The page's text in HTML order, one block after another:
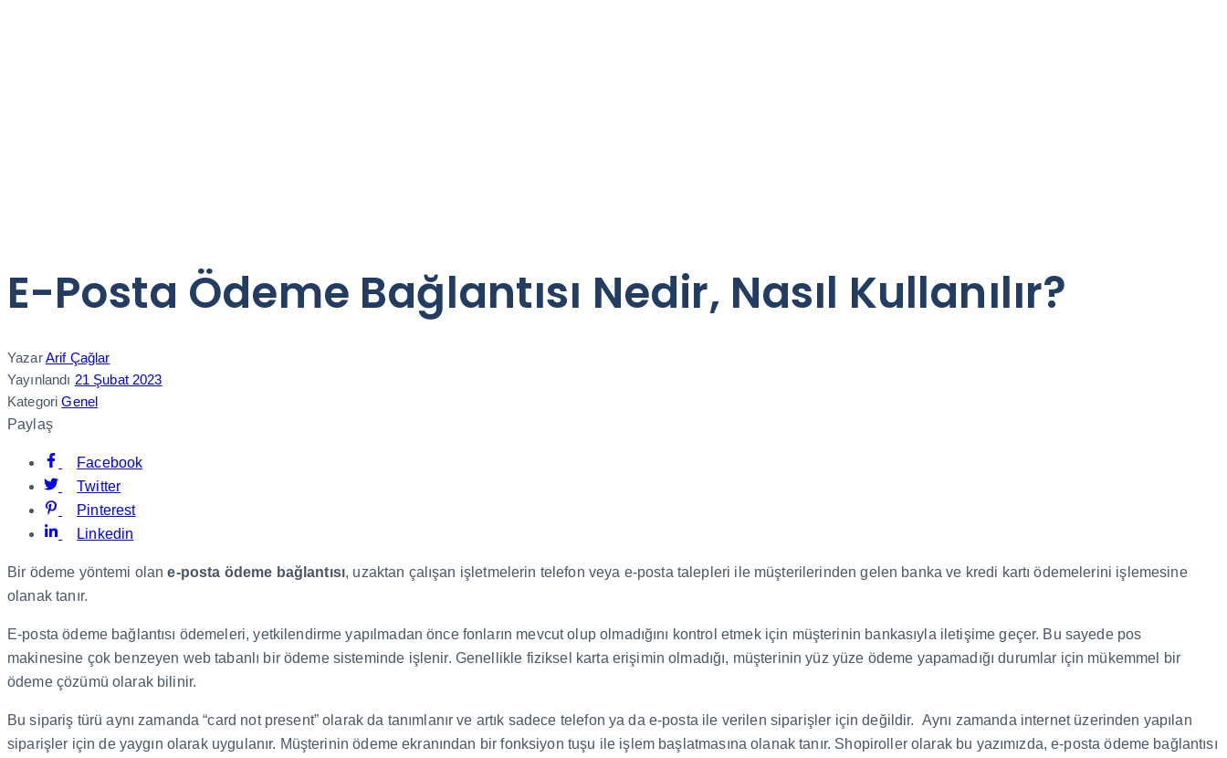
E-Posta Ödeme Bağlantısı Nedir, Nasıl Kullanılır?
YazarArif Çağlar
Yayınlandı 21 Şubat 2023
Kategori Genel
Paylaş
Facebook
Twitter
Pinterest
Linkedin
Bir ödeme yöntemi olane-posta ödeme bağlantısı, uzaktan çalışan işletmelerin telefon veya e-posta talepleri ile müşterilerinden gelen banka ve kredi kartı ödemelerini işlemesine
olanak tanır.
E-posta ödeme bağlantısı ödemeleri, yetkilendirme yapılmadan önce fonların mevcut olup olmadığını kontrol etmek için müşterinin bankasıyla iletişime geçer. Bu sayede pos
makinesine çok benzeyen web tabanlı bir ödeme sisteminde işlenir. Genellikle fiziksel karta erişimin olmadığı, müşterinin yüz yüze ödeme yapamadığı durumlar için mükemmel bir
ödeme çözümü olarak bilinir.
Bu sipariş türü aynı zamanda “card not present” olarak da tanımlanır ve artık sadece telefon ya da e-posta ile verilen siparişler için değildir. Aynı zamanda internet üzerinden yapılan
siparişler için de yaygın olarak uygulanır. Müşterinin ödeme ekranından bir fonksiyon tuşu ile işlem başlatmasına olanak tanır. Shopiroller olarak bu yazımızda, e-posta ödeme bağlantısı